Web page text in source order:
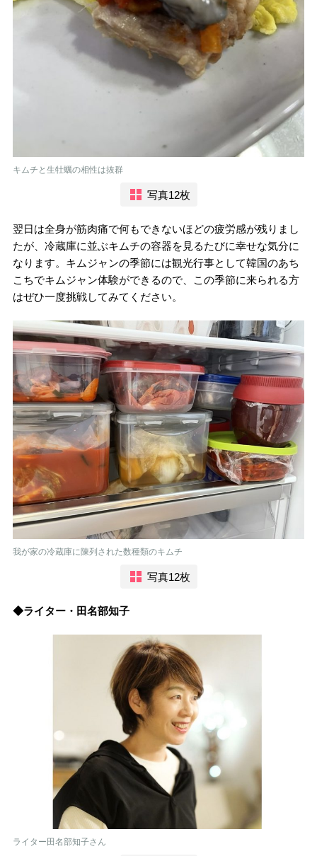
キムチと生牡蠣の相性は抜群
写真12枚
翌日は全身が筋肉痛で何もできないほどの疲労感が残りまし
たが、冷蔵庫に並ぶキムチの容器を見るたびに幸せな気分に
なります。キムジャンの季節には観光行事として韓国のあち
こちでキムジャン体験ができるので、この季節に来られる方
はぜひ一度挑戦してみてください。
我が家の冷蔵庫に陳列された数種類のキムチ
写真12枚
◆ライター・田名部知子
ライター田名部知子さん